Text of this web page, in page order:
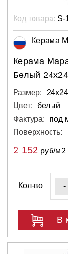
Код товара: S-
Керама
Керама
Белый 24х24
Размер:
24х24
Цвет:
белый
Фактура:
под
Поверхность:
2 152 руб/м2
Кол-во -
В